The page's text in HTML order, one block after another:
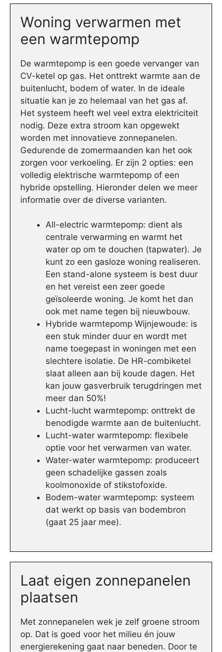
Woning verwarmen met
een warmtepomp
De warmtepomp is een goede vervanger van
CV-ketel op gas. Het onttrekt warmte aan de
buitenlucht, bodem of water. In de ideale
situatie kan je zo helemaal van het gas af.
Het systeem heeft wel veel extra elektriciteit
nodig. Deze extra stroom kan opgewekt
worden met innovatieve zonnepanelen.
Gedurende de zomermaanden kan het ook
zorgen voor verkoeling. Er zijn 2 opties: een
volledig elektrische warmtepomp of een
hybride opstelling. Hieronder delen we meer
informatie over de diverse varianten.
All-electric warmtepomp: dient als
centrale verwarming en warmt het
water op om te douchen (tapwater). Je
kunt zo een gasloze woning realiseren.
Een stand-alone systeem is best duur
en het vereist een zeer goede
geïsoleerde woning. Je komt het dan
ook met name tegen bij nieuwbouw.
Hybride warmtepomp Wijnjewoude: is
een stuk minder duur en wordt met
name toegepast in woningen met een
slechtere isolatie. De HR-combiketel
slaat alleen aan bij koude dagen. Het
kan jouw gasverbruik terugdringen met
meer dan 50%!
Lucht-lucht warmtepomp: onttrekt de
benodigde warmte aan de buitenlucht.
Lucht-water warmtepomp: flexibele
optie voor het verwarmen van water.
Water-water warmtepomp: produceert
geen schadelijke gassen zoals
koolmonoxide of stikstofoxide.
Bodem-water warmtepomp: systeem
dat werkt op basis van bodembron
(gaat 25 jaar mee).
Laat eigen zonnepanelen
plaatsen
Met zonnepanelen wek je zelf groene stroom
op. Dat is goed voor het milieu én jouw
energierekening gaat naar beneden. Door te